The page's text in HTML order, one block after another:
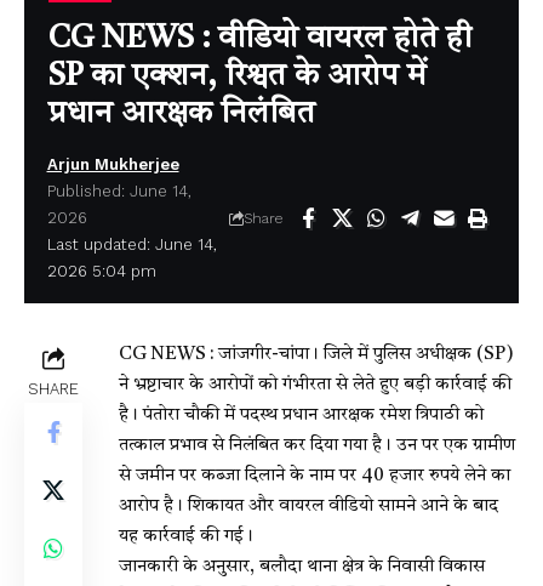
CG NEWS : वीडियो वायरल होते ही
SP का एक्शन, रिश्वत के आरोप में
प्रधान आरक्षक निलंबित
Last updated: June 14,
2026 5:04 pm
Arjun Mukherjee
Published: June 14,
2026
Share
SHARE
CG NEWS : जांजगीर-चांपा। जिले में पुलिस अधीक्षक (SP)
ने भ्रष्टाचार के आरोपों को गंभीरता से लेते हुए बड़ी कार्रवाई की
है। पंतोरा चौकी में पदस्थ प्रधान आरक्षक रमेश त्रिपाठी को
तत्काल प्रभाव से निलंबित कर दिया गया है। उन पर एक ग्रामीण
से जमीन पर कब्जा दिलाने के नाम पर 40 हजार रुपये लेने का
आरोप है। शिकायत और वायरल वीडियो सामने आने के बाद
यह कार्रवाई की गई।
जानकारी के अनुसार, बलौदा थाना क्षेत्र के निवासी विकास